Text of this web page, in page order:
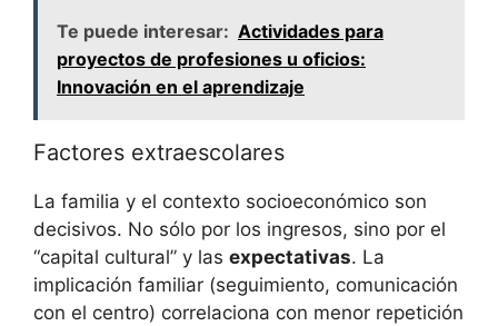
Te puede interesar: Actividades para
proyectos de profesiones u oficios:
Innovación en el aprendizaje
Factores extraescolares
La familia y el contexto socioeconómico son
decisivos. No sólo por los ingresos, sino por el
“capital cultural” y las expectativas. La
implicación familiar (seguimiento, comunicación
con el centro) correlaciona con menor repetición